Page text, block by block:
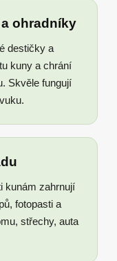
ohradníky
destičky a
kuny a chrání
Skvěle fungují
kunám zahrnují
fotopasti a
střechy, auta